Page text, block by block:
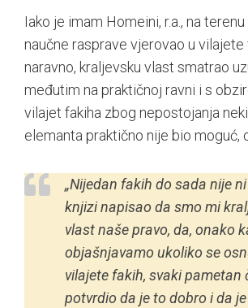
Iako je imam Homeini, r.a., na
naučne rasprave vjerovao u vilajete
naravno, kraljevsku vlast smatrao
međutim na praktičnoj ravni i s
vilajet fakiha zbog nepostojanja
elemanta praktično nije bio moguć,
„Nijedan fakih do sada nije
knjizi napisao da smo mi
vlast naše pravo, da, onako
objašnjavamo ukoliko se
vilajete fakih, svaki pametan
potvrdio da je to dobro i da